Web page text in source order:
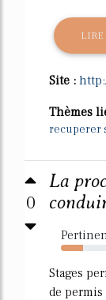
LIRE
Site :
Thèmes
recuperer
0
La
40%
Stages
de permis